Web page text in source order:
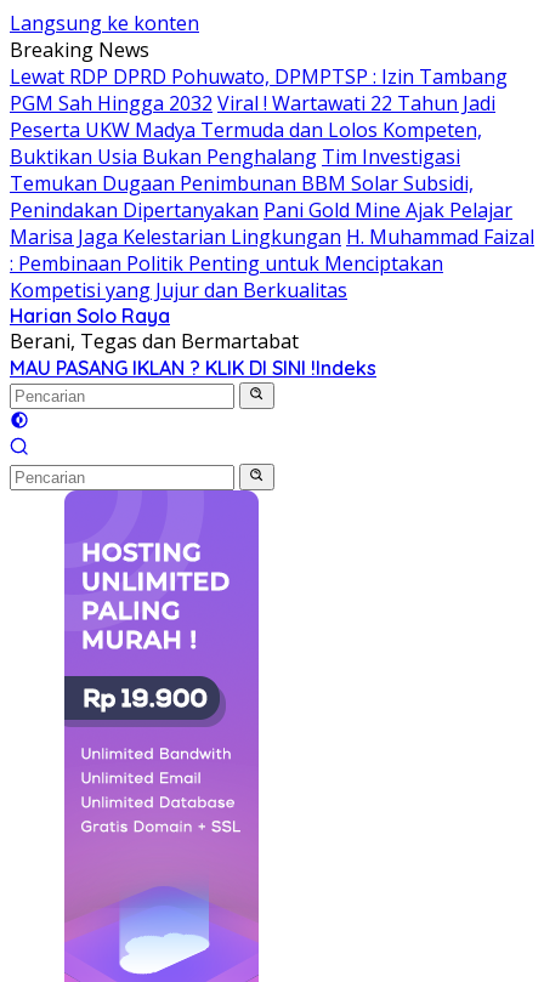
Langsung ke konten
Breaking News
Lewat RDP DPRD Pohuwato, DPMPTSP : Izin Tambang
PGM Sah Hingga 2032 Viral ! Wartawati 22 Tahun Jadi
Peserta UKW Madya Termuda dan Lolos Kompeten,
Buktikan Usia Bukan Penghalang Tim Investigasi
Temukan Dugaan Penimbunan BBM Solar Subsidi,
Penindakan Dipertanyakan Pani Gold Mine Ajak Pelajar
Marisa Jaga Kelestarian Lingkungan H. Muhammad Faizal
: Pembinaan Politik Penting untuk Menciptakan
Kompetisi yang Jujur dan Berkualitas
Harian Solo Raya
Berani, Tegas dan Bermartabat
MAU PASANG IKLAN ? KLIK DI SINI !Indeks